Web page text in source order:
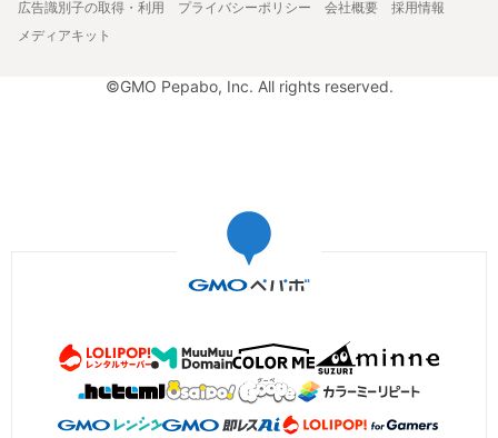
広告識別子の取得・利用
プライバシーポリシー 会社概要
採用情報
メディアキット
©GMO Pepabo, Inc. All rights reserved.